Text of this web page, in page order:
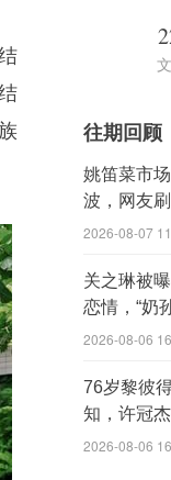
往期回顾
姚笛菜市
波，网友
2026-08-07
关之琳被
恋情，“奶
2026-08-06
76岁黎彼
知，许冠
2026-08-06